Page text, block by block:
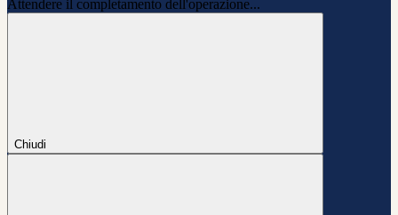
Attendere il completamento dell'operazione...
Chiudi